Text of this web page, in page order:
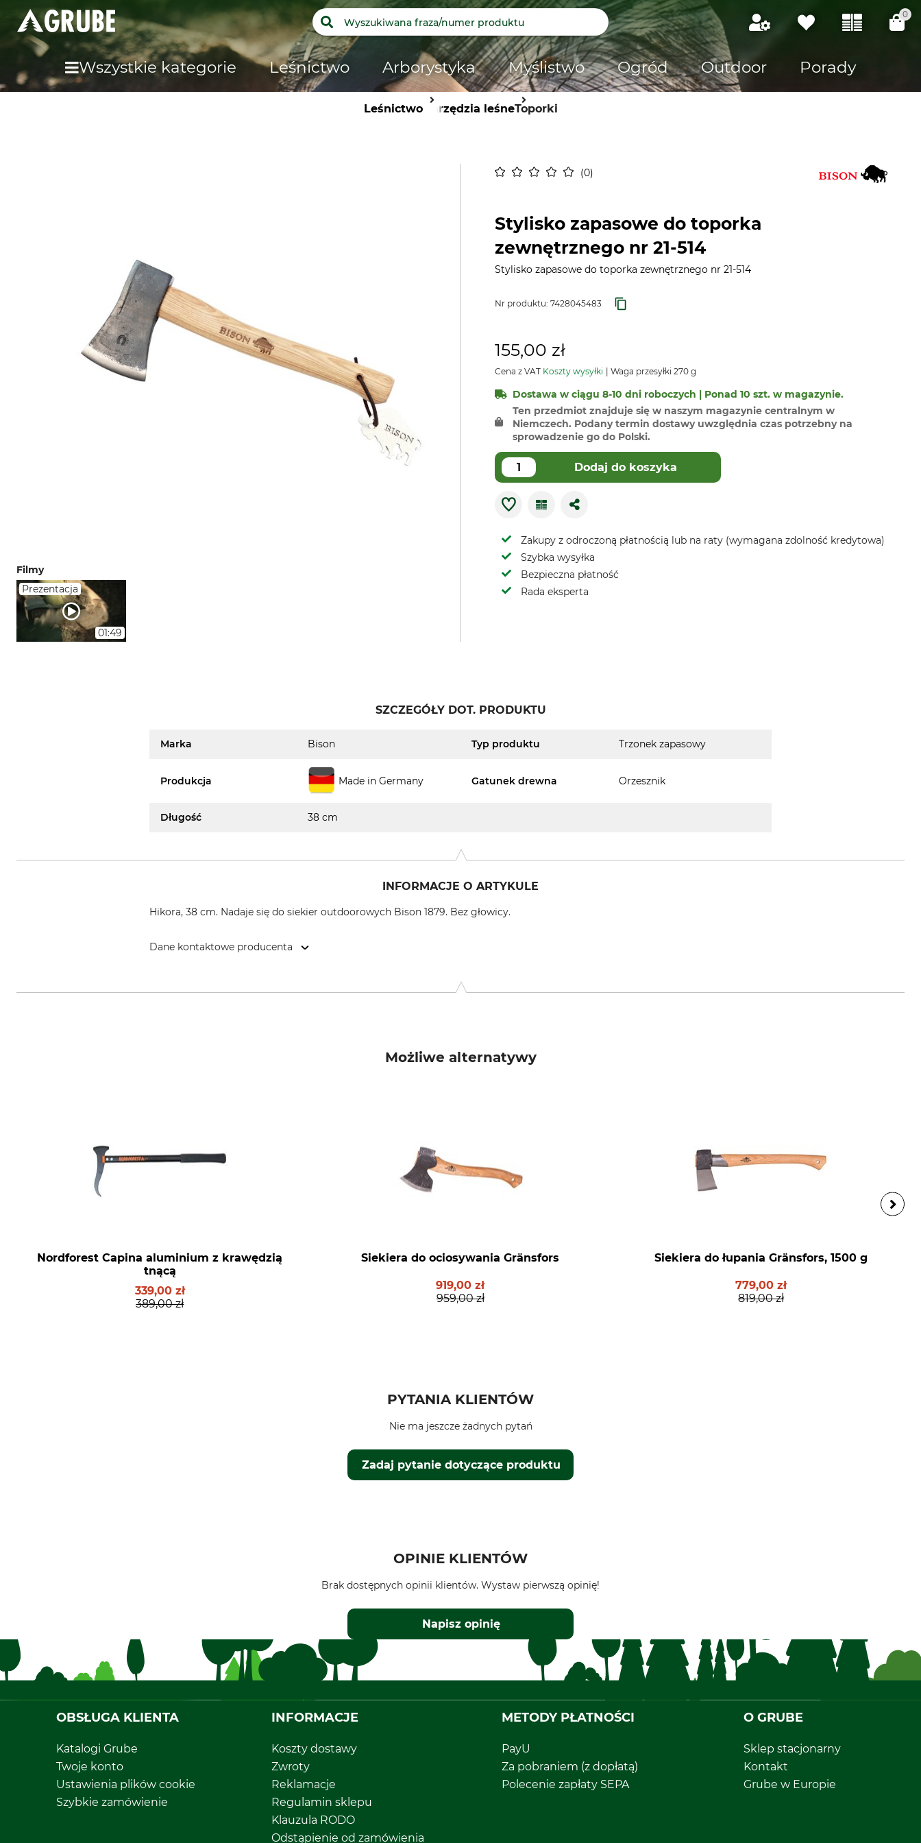
0
Wszystkie kategorie Leśnictwo Arborystyka Myślistwo Ogród Outdoor Porady
LeśnictwoNarzędzia leśneToporki
0
Filmy
Prezentacja
01:49
Stylisko zapasowe do toporka
zewnętrznego nr 21-514
Stylisko zapasowe do toporka zewnętrznego nr 21-514
Nr produktu: 7428045483
155,00 zł
Cena z VAT Koszty wysyłki Waga przesyłki 270 g
Dostawa w ciągu 8-10 dni roboczych | Ponad 10 szt. w magazynie.
Ten przedmiot znajduje się w naszym magazynie centralnym w
Niemczech. Podany termin dostawy uwzględnia czas potrzebny na
sprowadzenie go do Polski.
Dodaj do koszyka
Zakupy z odroczoną płatnością lub na raty (wymagana zdolność kredytowa)
Szybka wysyłka
Bezpieczna płatność
Rada eksperta
SZCZEGÓŁY DOT. PRODUKTU
Marka Bison Typ produktu Trzonek zapasowy
Produkcja Made in Germany Gatunek drewna Orzesznik
Długość 38 cm
INFORMACJE O ARTYKULE
Hikora, 38 cm. Nadaje się do siekier outdoorowych Bison 1879. Bez głowicy.
Dane kontaktowe producenta
Możliwe alternatywy
Nordforest Capina aluminium z krawędzią
tnącą
339,00 zł
389,00 zł
Siekiera do ociosywania Gränsfors
919,00 zł
959,00 zł
Siekiera do łupania Gränsfors, 1500 g
779,00 zł
819,00 zł
PYTANIA KLIENTÓW
Zadaj pytanie dotyczące produktu
Nie ma jeszcze żadnych pytań
OPINIE KLIENTÓW
Brak dostępnych opinii klientów. Wystaw pierwszą opinię!
Napisz opinię
OBSŁUGA KLIENTA
Katalogi Grube
Twoje konto
Ustawienia plików cookie
Szybkie zamówienie
INFORMACJE
Koszty dostawy
Zwroty
Reklamacje
Regulamin sklepu
Klauzula RODO
Odstąpienie od zamówienia
METODY PŁATNOŚCI
PayU
Za pobraniem (z dopłatą)
Polecenie zapłaty SEPA
O GRUBE
Sklep stacjonarny
Kontakt
Grube w Europie